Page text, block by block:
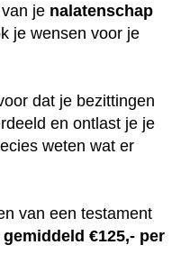
je nalatenschap
je wensen voor je
dat je bezittingen
en ontlast je je
weten wat er
van een testament
gemiddeld €125,- per